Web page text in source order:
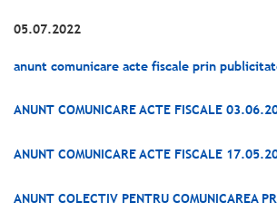
05.07.2022
anunt comunicare acte fiscale prin
ANUNT COMUNICARE ACTE FISCALE
ANUNT COMUNICARE ACTE FISCALE
ANUNT COLECTIV PENTRU COMUNICAREA